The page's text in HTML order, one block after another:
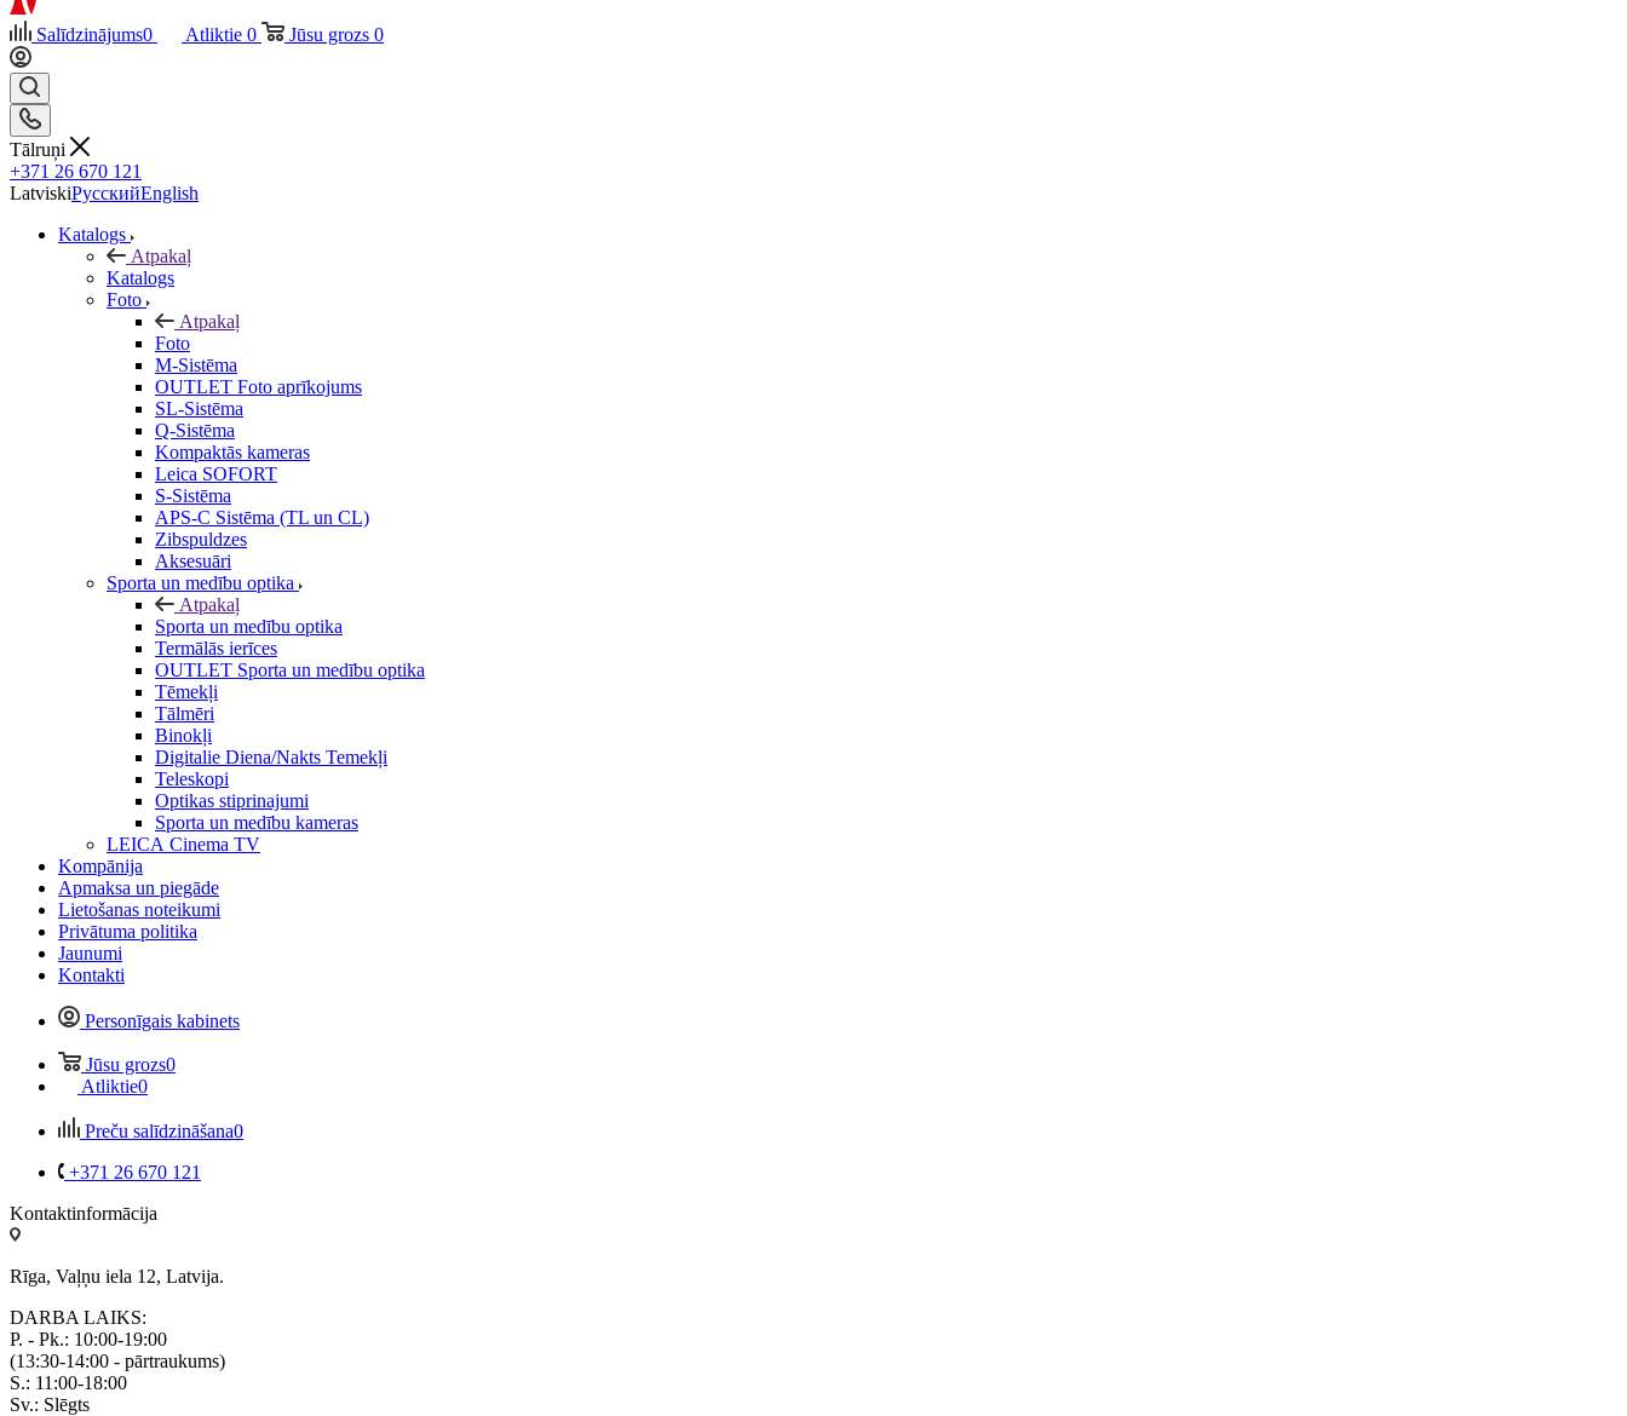
Salīdzinājums0 Atliktie 0 Jūsu grozs 0
Tālruņi
+371 26 670 121
LatviskiРусскийEnglish
Katalogs
Atpakaļ
Katalogs
Foto
Atpakaļ
Foto
M-Sistēma
OUTLET Foto aprīkojums
SL-Sistēma
Q-Sistēma
Kompaktās kameras
Leica SOFORT
S-Sistēma
APS-C Sistēma (TL un CL)
Zibspuldzes
Aksesuāri
Sporta un medību optika
Atpakaļ
Sporta un medību optika
Termālās ierīces
OUTLET Sporta un medību optika
Tēmekļi
Tālmēri
Binokļi
Digitalie Diena/Nakts Temekļi
Teleskopi
Optikas stiprinajumi
Sporta un medību kameras
LEICA Cinema TV
Kompānija
Apmaksa un piegāde
Lietošanas noteikumi
Privātuma politika
Jaunumi
Kontakti
Personīgais kabinets
Jūsu grozs0
Atliktie0
Preču salīdzināšana0
+371 26 670 121
Kontaktinformācija
Rīga, Vaļņu iela 12, Latvija.
DARBA LAIKS:
P. - Pk.: 10:00-19:00
(13:30-14:00 - pārtraukums)
S.: 11:00-18:00
Sv.: Slēgts